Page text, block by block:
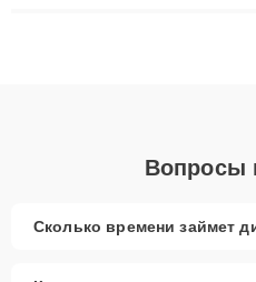
Вопросы
Сколько времени займет